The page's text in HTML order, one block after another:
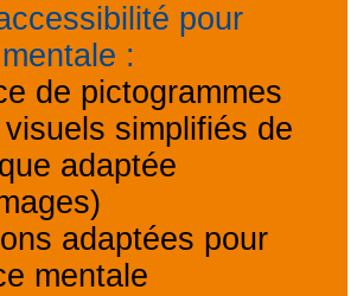
pour
:
de pictogrammes
simplifiés de
adaptée
adaptées pour
mentale